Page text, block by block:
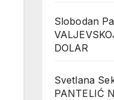
Slobodan
DOLAR
Svetlana
PANTELIĆ